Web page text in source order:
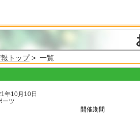
トップ> 一覧
年10月10日
ーツ
開催期間